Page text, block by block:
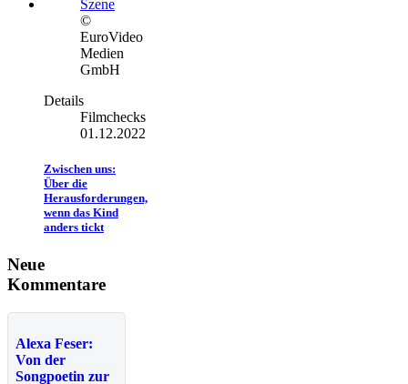
©
EuroVideo
Medien
GmbH
Details
Filmchecks
01.12.2022
Zwischen uns:
Über die
Herausforderungen,
wenn das Kind
anders tickt
Neue
Kommentare
Alexa Feser:
Von der
Songpoetin zur